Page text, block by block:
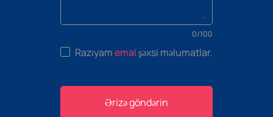
0/100
Razıyamemalşəxsi məlumatlar.
Ərizə göndərin